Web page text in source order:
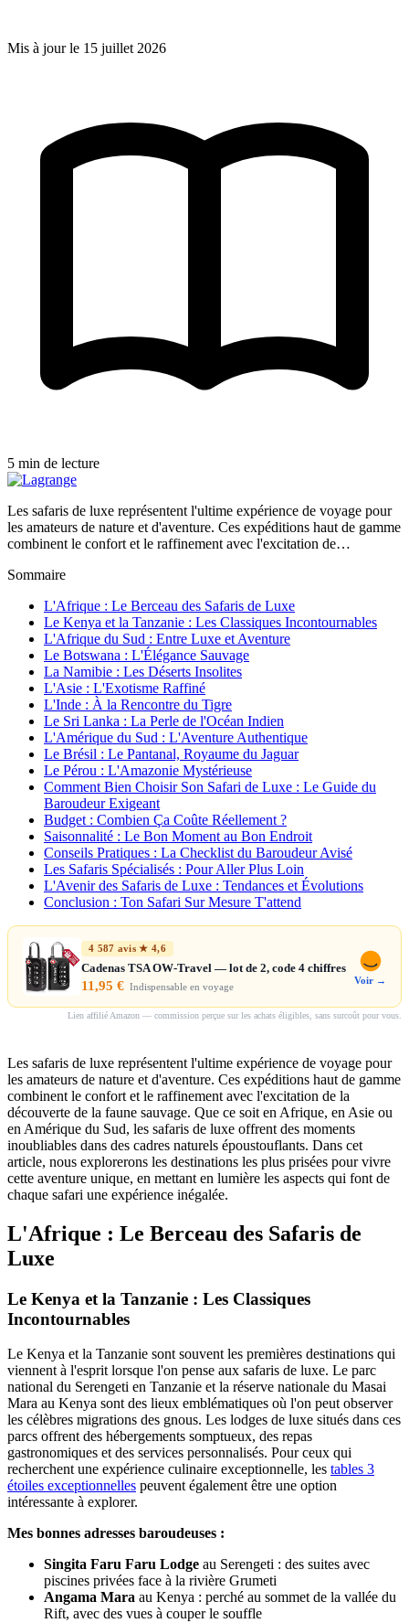
Mis à jour le 15 juillet 2026
5 min de lecture
Les safaris de luxe représentent l'ultime expérience de voyage pour
les amateurs de nature et d'aventure. Ces expéditions haut de gamme
combinent le confort et le raffinement avec l'excitation de…
Sommaire
L'Afrique : Le Berceau des Safaris de Luxe
Le Kenya et la Tanzanie : Les Classiques Incontournables
L'Afrique du Sud : Entre Luxe et Aventure
Le Botswana : L'Élégance Sauvage
La Namibie : Les Déserts Insolites
L'Asie : L'Exotisme Raffiné
L'Inde : À la Rencontre du Tigre
Le Sri Lanka : La Perle de l'Océan Indien
L'Amérique du Sud : L'Aventure Authentique
Le Brésil : Le Pantanal, Royaume du Jaguar
Le Pérou : L'Amazonie Mystérieuse
Comment Bien Choisir Son Safari de Luxe : Le Guide du
Baroudeur Exigeant
Budget : Combien Ça Coûte Réellement ?
Saisonnalité : Le Bon Moment au Bon Endroit
Conseils Pratiques : La Checklist du Baroudeur Avisé
Les Safaris Spécialisés : Pour Aller Plus Loin
L'Avenir des Safaris de Luxe : Tendances et Évolutions
Conclusion : Ton Safari Sur Mesure T'attend
4 587 avis ★ 4,6
Cadenas TSA OW-Travel — lot de 2, code 4 chiffres
11,95 € Indispensable en voyage
Voir →
Lien affilié Amazon — commission perçue sur les achats éligibles, sans surcoût pour vous.
Les safaris de luxe représentent l'ultime expérience de voyage pour
les amateurs de nature et d'aventure. Ces expéditions haut de gamme
combinent le confort et le raffinement avec l'excitation de la
découverte de la faune sauvage. Que ce soit en Afrique, en Asie ou
en Amérique du Sud, les safaris de luxe offrent des moments
inoubliables dans des cadres naturels époustouflants. Dans cet
article, nous explorerons les destinations les plus prisées pour vivre
cette aventure unique, en mettant en lumière les aspects qui font de
chaque safari une expérience inégalée.
L'Afrique : Le Berceau des Safaris de
Luxe
Le Kenya et la Tanzanie : Les Classiques
Incontournables
Le Kenya et la Tanzanie sont souvent les premières destinations qui
viennent à l'esprit lorsque l'on pense aux safaris de luxe. Le parc
national du Serengeti en Tanzanie et la réserve nationale du Masai
Mara au Kenya sont des lieux emblématiques où l'on peut observer
les célèbres migrations des gnous. Les lodges de luxe situés dans ces
parcs offrent des hébergements somptueux, des repas
gastronomiques et des services personnalisés. Pour ceux qui
recherchent une expérience culinaire exceptionnelle, les tables 3
étoiles exceptionnelles peuvent également être une option
intéressante à explorer.
Mes bonnes adresses baroudeuses :
Singita Faru Faru Lodge au Serengeti : des suites avec
piscines privées face à la rivière Grumeti
Angama Mara au Kenya : perché au sommet de la vallée du
Rift, avec des vues à couper le souffle